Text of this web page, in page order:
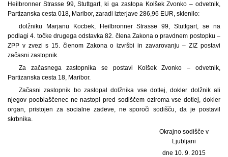
Heilbronner Strasse 99, Stuttgart, ki ga zastopa Kolšek Zvonko – odvetnik,
Partizanska cesta 018, Maribor, zaradi izterjave 286,96 EUR, sklenilo:
dolžniku Marjanu Kocbek, Heilbronner Strasse 99, Stuttgart, se na
podlagi 4. točke drugega odstavka 82. člena Zakona o pravdnem postopku –
ZPP v zvezi s 15. členom Zakona o izvršbi in zavarovanju – ZIZ postavi
začasni zastopnik.
Za začasnega zastopnika se postavi Kolšek Zvonko – odvetnik,
Partizanska cesta 18, Maribor.
Začasni zastopnik bo zastopal dolžnika vse dotlej, dokler dolžnik ali
njegov pooblaščenec ne nastopi pred sodiščem oziroma vse dotlej, dokler
organ, pristojen za socialne zadeve, ne sporoči sodišču, da je postavil
skrbnika.
Okrajno sodišče v
Ljubljani
dne 10. 9. 2015